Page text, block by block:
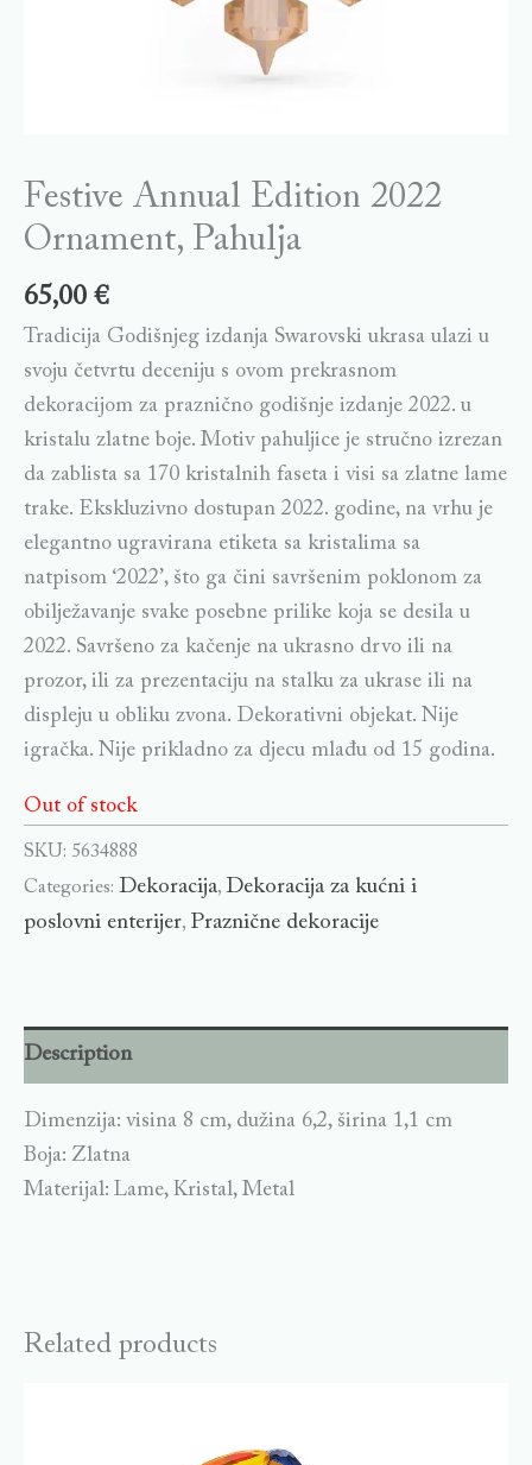
Festive Annual Edition 2022
Ornament, Pahulja
65,00 €
Tradicija Godišnjeg izdanja Swarovski ukrasa ulazi u
svoju četvrtu deceniju s ovom prekrasnom
dekoracijom za praznično godišnje izdanje 2022. u
kristalu zlatne boje. Motiv pahuljice je stručno izrezan
da zablista sa 170 kristalnih faseta i visi sa zlatne lame
trake. Ekskluzivno dostupan 2022. godine, na vrhu je
elegantno ugravirana etiketa sa kristalima sa
natpisom ‘2022’, što ga čini savršenim poklonom za
obilježavanje svake posebne prilike koja se desila u
2022. Savršeno za kačenje na ukrasno drvo ili na
prozor, ili za prezentaciju na stalku za ukrase ili na
displeju u obliku zvona. Dekorativni objekat. Nije
igračka. Nije prikladno za djecu mlađu od 15 godina.
Out of stock
SKU: 5634888
Categories: Dekoracija, Dekoracija za kućni i
poslovni enterijer, Praznične dekoracije
Description
Dimenzija: visina 8 cm, dužina 6,2, širina 1,1 cm
Boja: Zlatna
Materijal: Lame, Kristal, Metal
Related products